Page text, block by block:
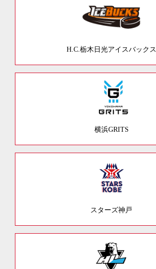
H.C.栃木日光アイスバックス
横浜GRITS
スターズ神戸